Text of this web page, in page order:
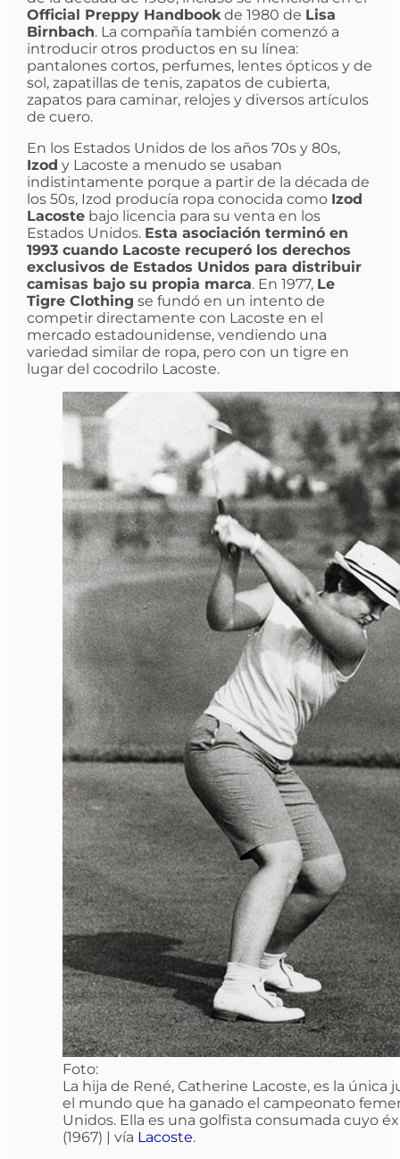
Official Preppy Handbookde 1980 de Lisa
Birnbach. La compañía también comenzó a
introducir otros productos en su línea:
pantalones cortos, perfumes, lentes ópticos y de
sol, zapatillas de tenis, zapatos de cubierta,
zapatos para caminar, relojes y diversos artículos
de cuero.
En los Estados Unidos de los años 70s y 80s,
Izod y Lacoste a menudo se usaban
indistintamente porque a partir de la década de
los 50s, Izod producía ropa conocida como Izod
Lacostebajo licencia para su venta en los
Estados Unidos. Esta asociación terminó en
1993 cuando Lacoste recuperó los derechos
exclusivos de Estados Unidos para distribuir
camisas bajo su propia marca. En 1977, Le
Tigre Clothing se fundó en un intento de
competir directamente con Lacoste en el
mercado estadounidense, vendiendo una
variedad similar de ropa, pero con un tigre en
lugar del cocodrilo Lacoste.
Foto:
La hija de René, Catherine Lacoste, es la única
el mundo que ha ganado el campeonato
Unidos. Ella es una golfista consumada cuyo
(1967) | vía Lacoste.